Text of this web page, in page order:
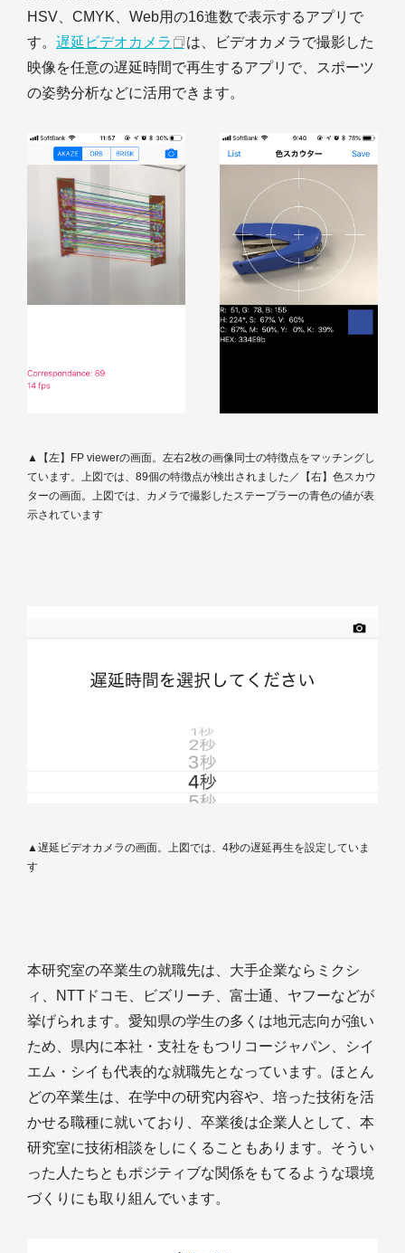
HSV、CMYK、Web用の16進数で表示するアプリで
す。 遅延ビデオカメラ
は、ビデオカメラで撮影した
映像を任意の遅延時間で再生するアプリで、スポーツ
の姿勢分析などに活用できます。
▲【左】FP viewerの画面。左右2枚の画像同士の特徴点をマッチングし
ています。上図では、89個の特徴点が検出されました／【右】色スカウ
ターの画面。上図では、カメラで撮影したステープラーの青色の値が表
示されています
▲遅延ビデオカメラの画面。上図では、4秒の遅延再生を設定していま
す
本研究室の卒業生の就職先は、大手企業ならミクシ
ィ、NTTドコモ、ビズリーチ、富士通、ヤフーなどが
挙げられます。愛知県の学生の多くは地元志向が強い
ため、県内に本社・支社をもつリコージャパン、シイ
エム・シイも代表的な就職先となっています。ほとん
どの卒業生は、在学中の研究内容や、培った技術を活
かせる職種に就いており、卒業後は企業人として、本
研究室に技術相談をしにくることもあります。そうい
った人たちともポジティブな関係をもてるような環境
づくりにも取り組んでいます。